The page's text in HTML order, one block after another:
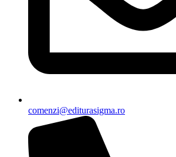
comenzi@editurasigma.ro